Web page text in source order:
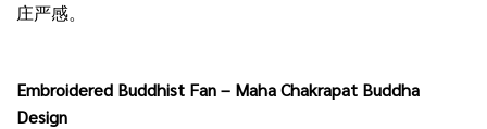
庄严感。
Embroidered Buddhist Fan – Maha Chakrapat Buddha
Design